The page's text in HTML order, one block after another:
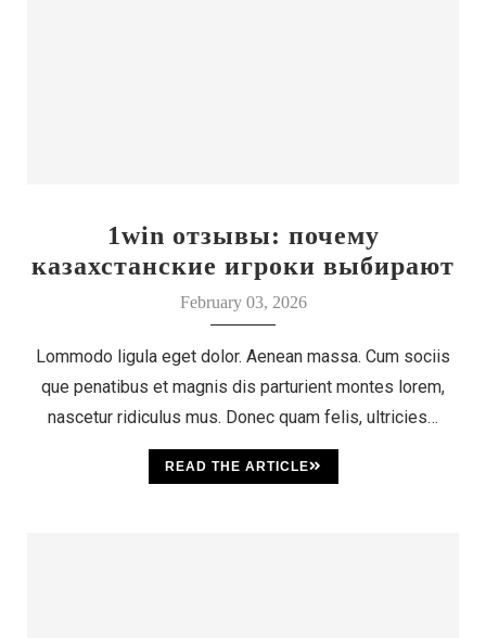
1win отзывы: почему
казахстанские игроки выбирают
этот бренд
February 03, 2026
Lommodo ligula eget dolor. Aenean massa. Cum sociis
que penatibus et magnis dis parturient montes lorem,
nascetur ridiculus mus. Donec quam felis, ultricies…
READ THE ARTICLE